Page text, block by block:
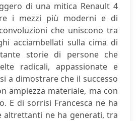
di una mitica Renault 4
i mezzi più moderni e di
che uniscono tra
acciambellati sulla cima di
storie di persone che
radicali, appassionate e
a dimostrare che il successo
ampiezza materiale, ma con
E di sorrisi Francesca ne ha
altrettanti ne ha generati, tra